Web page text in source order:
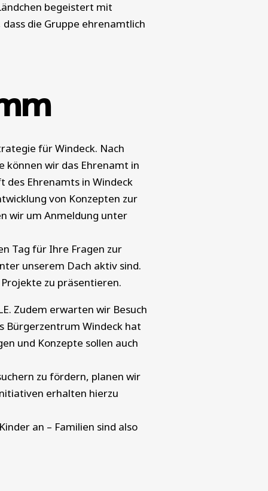
begeistert mit
dass die Gruppe ehrenamtlich
für Windeck. Nach
können wir das Ehrenamt in
des Ehrenamts in Windeck
von Konzepten zur
wir um Anmeldung unter
Tag für Ihre Fragen zur
unserem Dach aktiv sind.
zu präsentieren.
Zudem erwarten wir Besuch
Bürgerzentrum Windeck hat
und Konzepte sollen auch
zu fördern, planen wir
erhalten hierzu
an – Familien sind also